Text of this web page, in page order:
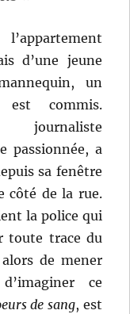
d’une jeune
un
est commis.
journaliste
passionnée, a
sa fenêtre
côté de la rue.
la police qui
toute trace du
de mener
ce
de sang, est